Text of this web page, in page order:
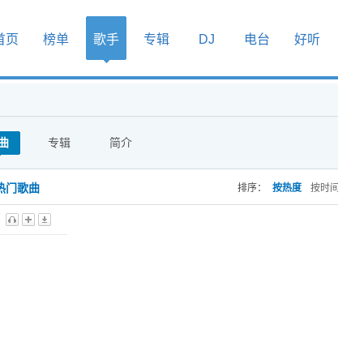
页 榜单 歌手 专辑 DJ 电台 好听
专辑 简介
门歌曲 排序： 按热度 按时间